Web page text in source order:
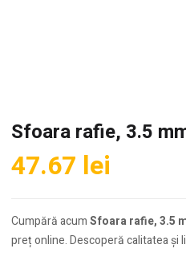
Sfoara rafie, 3.5
47.67 lei
Cumpără acumSfoara rafie, 3.5
preț online. Descoperă calitatea și